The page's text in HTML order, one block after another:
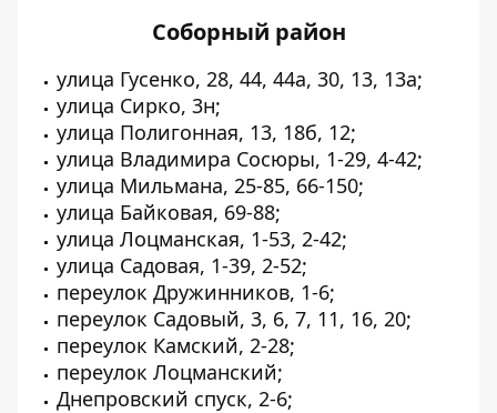
Соборный район
улица Гусенко, 28, 44, 44а, 30, 13, 13а;
улица Сирко, 3н;
улица Полигонная, 13, 18б, 12;
улица Владимира Сосюры, 1-29, 4-42;
улица Мильмана, 25-85, 66-150;
улица Байковая, 69-88;
улица Лоцманская, 1-53, 2-42;
улица Садовая, 1-39, 2-52;
переулок Дружинников, 1-6;
переулок Садовый, 3, 6, 7, 11, 16, 20;
переулок Камский, 2-28;
переулок Лоцманский;
Днепровский спуск, 2-6;